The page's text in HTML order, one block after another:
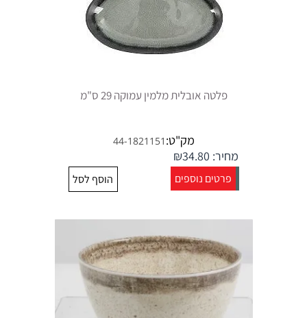
פלטה אובלית מלמין עמוקה 29 ס"מ
מק"ט: 44-1821151
מחיר: ₪34.80
פרטים נוספים הוסף לסל